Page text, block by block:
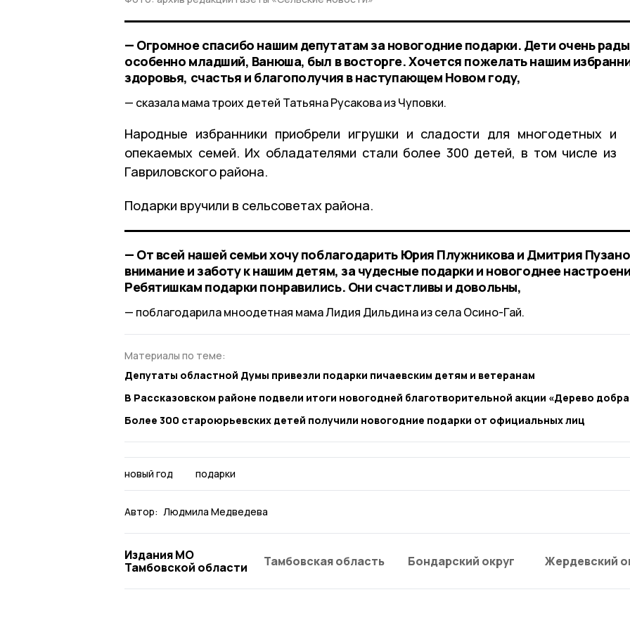
— Огромное спасибо нашим депутатам за новогодние подарки. Дети очень
особенно младший, Ванюша, был в восторге. Хочется пожелать нашим
здоровья, счастья и благополучия в наступающем Новом году,
сказала мама троих детей Татьяна Русакова из Чуповки.
Народные избранники приобрели игрушки и сладости для многодетных и
опекаемых семей. Их обладателями стали более 300 детей, в том числе из
Гавриловского района.
Подарки вручили в сельсоветах района.
— От всей нашей семьи хочу поблагодарить Юрия Плужникова и Дмитрия
внимание и заботу к нашим детям, за чудесные подарки и новогоднее
Ребятишкам подарки понравились. Они счастливы и довольны,
поблагодарила мноодетная мама Лидия Дильдина из села Осино-Гай.
Материалы по теме:
Депутаты областной Думы привезли подарки пичаевским детям и ветеранам
В Рассказовском районе подвели итоги новогодней благотворительной акции «Дерево
Более 300 староюрьевских детей получили новогодние подарки от официальных лиц
новый год подарки
Автор: Людмила Медведева
Издания МО
Тамбовской области
Тамбовская область Бондарский округ Жердевский